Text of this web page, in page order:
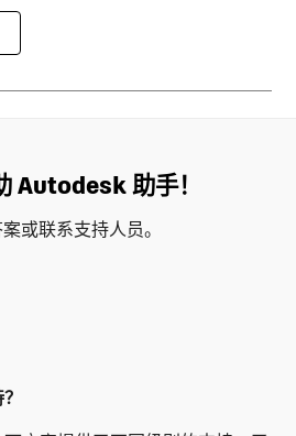
Autodesk 助手！
或联系支持人员。